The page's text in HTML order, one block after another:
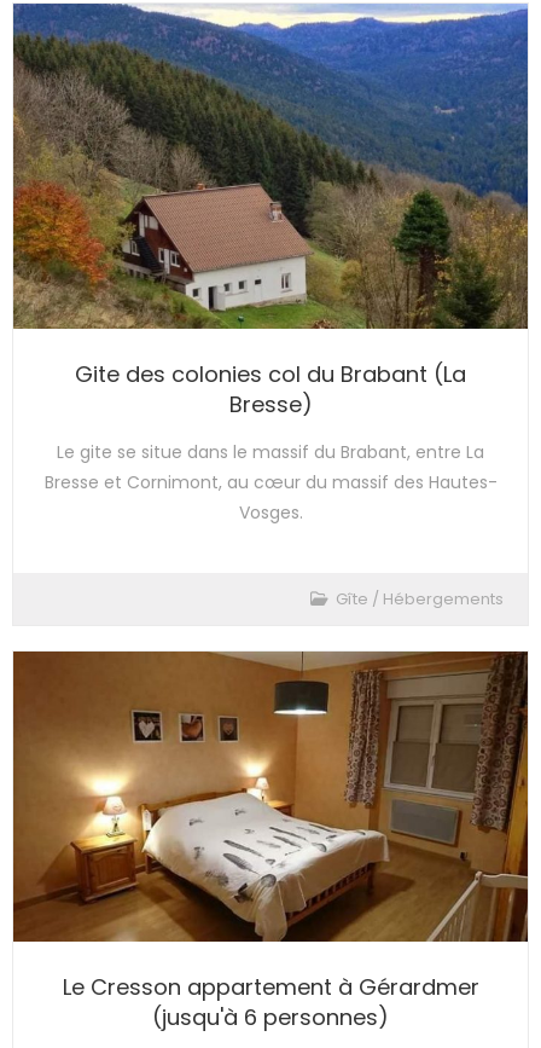
Gite des colonies col du Brabant (La
Bresse)
Le gite se situe dans le massif du Brabant, entre La
Bresse et Cornimont, au cœur du massif des Hautes-
Vosges.
Gîte / Hébergements
Le Cresson appartement à Gérardmer
(jusqu'à 6 personnes)